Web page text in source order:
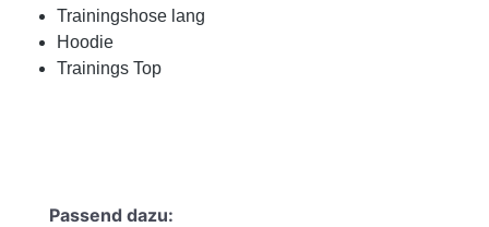
Trainingshose lang
Hoodie
Trainings Top
Produktgalerie überspringen
Passend dazu: